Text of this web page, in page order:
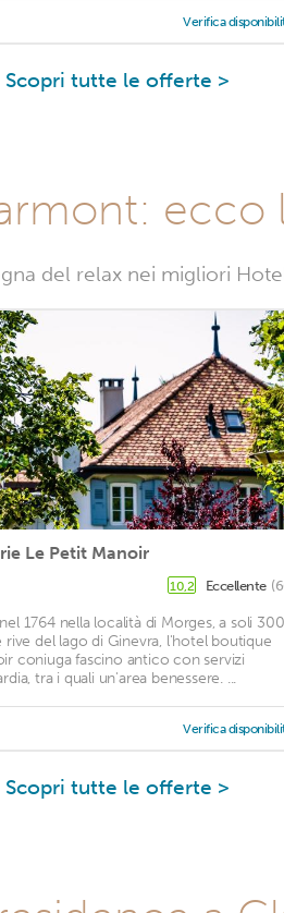
Verifica
Scopri tutte le offerte >
del relax nei migliori
Le Petit Manoir
10,2 Eccellente
1764 nella località di Morges, a soli 300
rive del lago di Ginevra, l'hotel boutique
coniuga fascino antico con servizi
tra i quali un'area benessere. ...
Verifica
Scopri tutte le offerte >